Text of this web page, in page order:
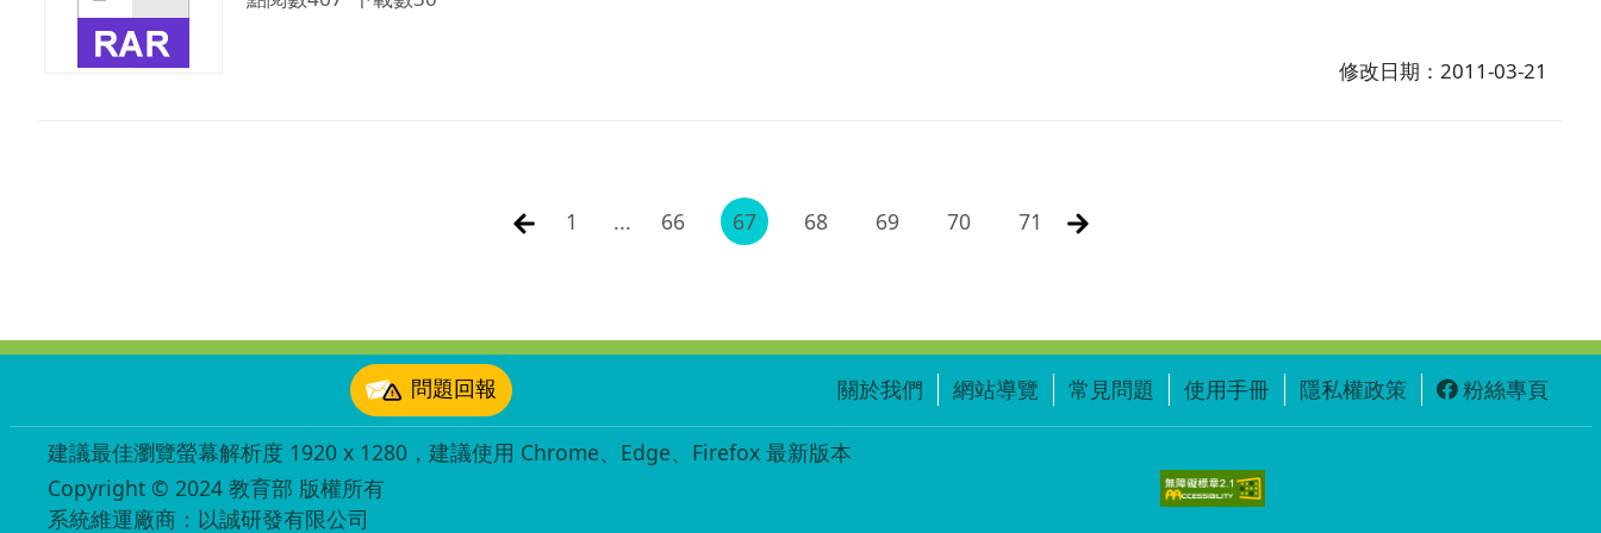
修改日期：2011-03-21
1 ... 66 67 68 69 70 71
問題回報 關於我們 網站導覽 常見問題 使用手冊 隱私權政策 粉絲專頁
建議最佳瀏覽螢幕解析度 1920 x 1280，建議使用 Chrome、Edge、Firefox 最新版本
Copyright © 2024 教育部 版權所有
系統維運廠商：以誠研發有限公司